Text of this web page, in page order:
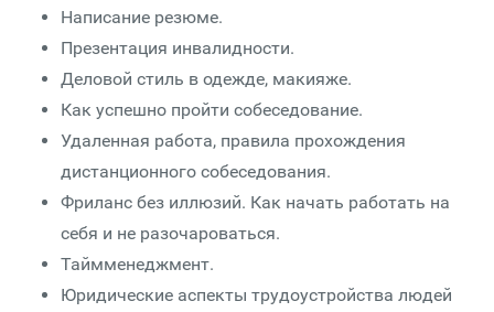
Написание резюме.
Презентация инвалидности.
Деловой стиль в одежде, макияже.
Как успешно пройти собеседование.
Удаленная работа, правила прохождения
дистанционного собеседования.
Фриланс без иллюзий. Как начать работать на
себя и не разочароваться.
Таймменеджмент.
Юридические аспекты трудоустройства людей